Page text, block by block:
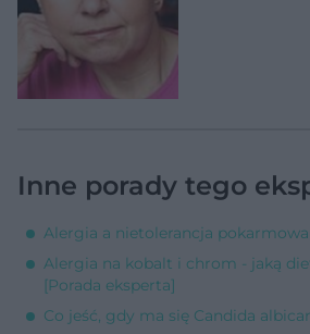
Inne porady tego
Alergia a nietolerancja
Alergia na kobalt i chrom - jaką
[Porada eksperta]
Co jeść, gdy ma się Candida